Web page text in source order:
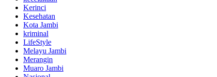
Kerinci
Kesehatan
Kota Jambi
kriminal
LifeStyle
Melayu Jambi
Merangin
Muaro Jambi